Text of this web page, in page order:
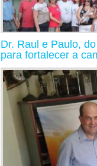
Dr. Raul e Paulo,
para fortalecer a